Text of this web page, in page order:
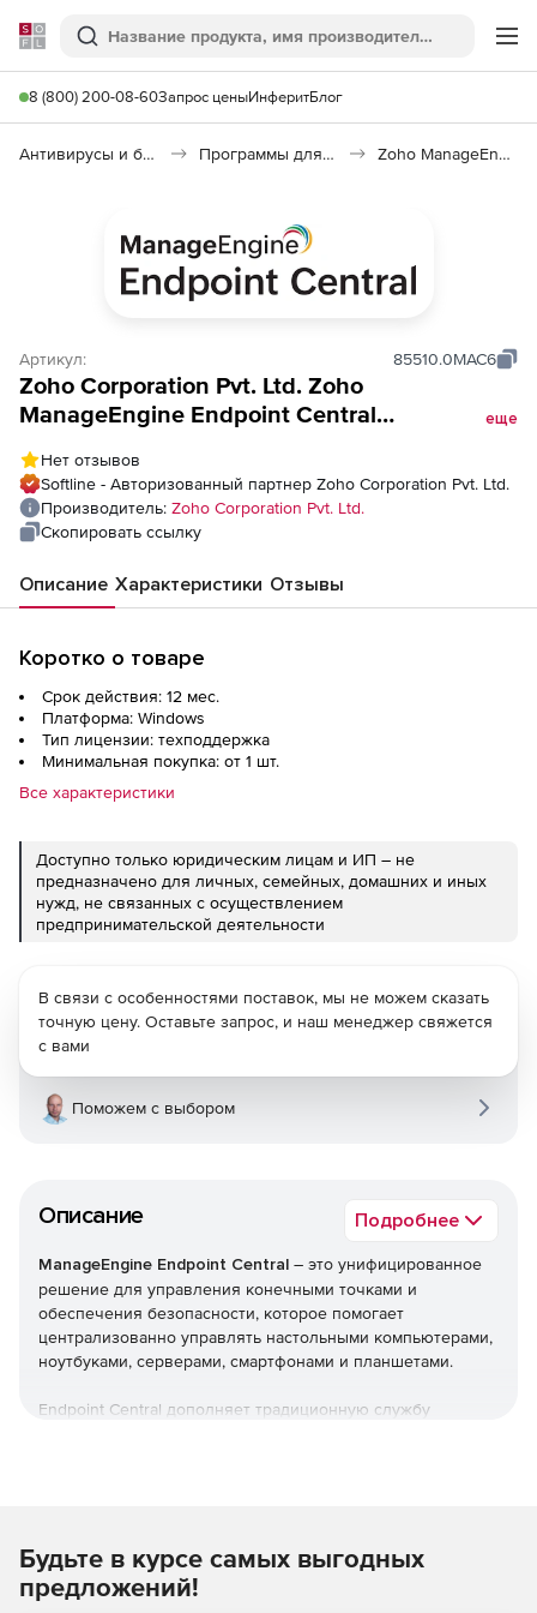
Softline
Поиск
8 (800) 200-08-60Запрос ценыИнферитБлог
Антивирусы и безопасность Программы для защиты информации Zoho ManageEngine Endpoint Central
Артикул: 85510.0MAC6
Zoho Corporation Pvt. Ltd. Zoho
ManageEngine Endpoint Central
Application Control Addon), fee for 5000
Workstations
еще
Нет отзывов
Softline - Авторизованный партнер Zoho Corporation Pvt. Ltd.
Производитель: Zoho Corporation Pvt. Ltd.
Скопировать ссылку
Описание Характеристики Отзывы
Коротко о товаре
Срок действия: 12 мес.
Платформа: Windows
Тип лицензии: техподдержка
Минимальная покупка: от 1 шт.
Все характеристики
Доступно только юридическим лицам и ИП – не
предназначено для личных, семейных, домашних и иных
нужд, не связанных с осуществлением
предпринимательской деятельности
Описание Подробнее
ManageEngine Endpoint Central – это унифицированное
решение для управления конечными точками и
обеспечения безопасности, которое помогает
централизованно управлять настольными компьютерами,
ноутбуками, серверами, смартфонами и планшетами.
Endpoint Central дополняет традиционную службу
образов и развертывание ОС. Кроме того,решение
позволяет управлять активами и лицензиями на ПО,
отслеживать статистику использования ПО, управлять
В связи с особенностями поставок, мы не можем сказать
точную цену. Оставьте запрос, и наш менеджер свяжется
с вами
Поможем с выбором
Будьте в курсе самых выгодных
предложений!